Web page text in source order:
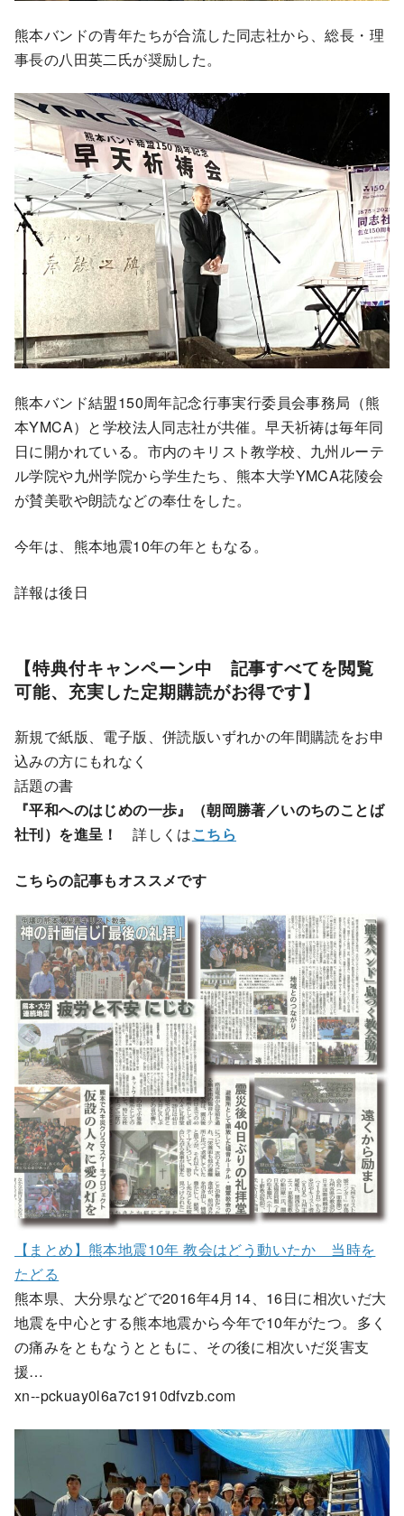
熊本バンドの青年たちが合流した同志社から、総長・理
事長の八田英二氏が奨励した。
熊本バンド結盟150周年記念行事実行委員会事務局（熊
本YMCA）と学校法人同志社が共催。早天祈祷は毎年同
日に開かれている。市内のキリスト教学校、九州ルーテ
ル学院や九州学院から学生たち、熊本大学YMCA花陵会
が賛美歌や朗読などの奉仕をした。
今年は、熊本地震10年の年ともなる。
詳報は後日
【特典付キャンペーン中 記事すべてを閲覧
可能、充実した定期購読がお得です】
新規で紙版、電子版、併読版いずれかの年間購読をお申
込みの方にもれなく
話題の書
『平和へのはじめの一歩』（朝岡勝著／いのちのことば
社刊）を進呈！
詳しくはこちら
こちらの記事もオススメです
【まとめ】熊本地震10年 教会はどう動いたか 当時を
たどる
熊本県、大分県などで2016年4月14、16日に相次いだ大
地震を中心とする熊本地震から今年で10年がたつ。多く
の痛みをともなうとともに、その後に相次いだ災害支
援…
xn--pckuay0l6a7c1910dfvzb.com